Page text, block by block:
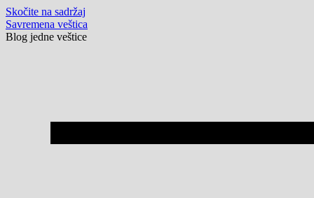
Skočite na sadržaj
Savremena veštica
Blog jedne veštice